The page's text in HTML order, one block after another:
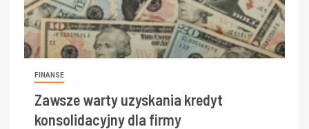
FINANSE
Zawsze warty uzyskania kredyt
konsolidacyjny dla firmy